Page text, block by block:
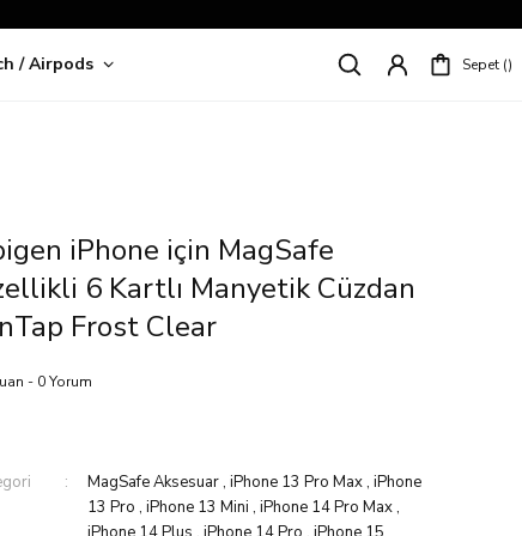
/ Airpods Sepet
iPhone için MagSafe
6 Kartlı Manyetik Cüzdan
Frost Clear
- 0 Yorum
MagSafe Aksesuar,iPhone 13 Pro Max,iPhone
13 Pro ,iPhone 13 Mini ,iPhone 14 Pro Max,